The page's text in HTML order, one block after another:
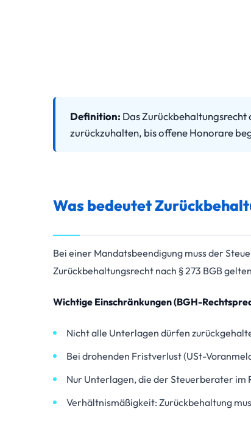
Definition: Das Zurückbehaltungsrecht
zurückzuhalten, bis offene Honorare
Was bedeutet
Bei einer Mandatsbeendigung muss der
Zurückbehaltungsrecht nach § 273 BGB
Wichtige Einschränkungen (BGH-
Nicht alle Unterlagen dürfen
Bei drohenden Fristverlust (USt-
Nur Unterlagen, die der Steuerberater im
Verhältnismäßigkeit: Zurückbehaltung